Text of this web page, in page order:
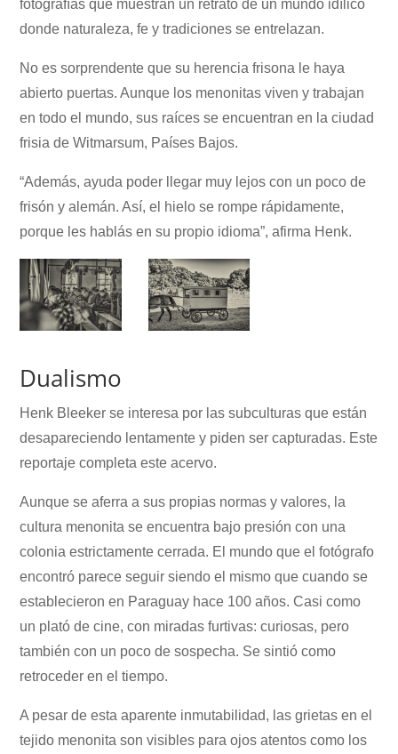
fotografías que muestran un retrato de un mundo idílico
donde naturaleza, fe y tradiciones se entrelazan.
No es sorprendente que su herencia frisona le haya
abierto puertas. Aunque los menonitas viven y trabajan
en todo el mundo, sus raíces se encuentran en la ciudad
frisia de Witmarsum, Países Bajos.
“Además, ayuda poder llegar muy lejos con un poco de
frisón y alemán. Así, el hielo se rompe rápidamente,
porque les hablás en su propio idioma”, afirma Henk.
Dualismo
Henk Bleeker se interesa por las subculturas que están
desapareciendo lentamente y piden ser capturadas. Este
reportaje completa este acervo.
Aunque se aferra a sus propias normas y valores, la
cultura menonita se encuentra bajo presión con una
colonia estrictamente cerrada. El mundo que el fotógrafo
encontró parece seguir siendo el mismo que cuando se
establecieron en Paraguay hace 100 años. Casi como
un plató de cine, con miradas furtivas: curiosas, pero
también con un poco de sospecha. Se sintió como
retroceder en el tiempo.
A pesar de esta aparente inmutabilidad, las grietas en el
tejido menonita son visibles para ojos atentos como los